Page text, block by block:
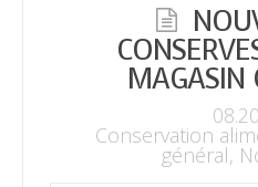
MAGASIN
Conservation
général,